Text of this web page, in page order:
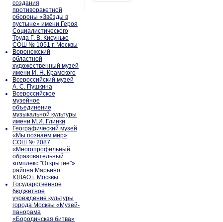
создания
противоракетной
обороны «Звёзды в
пустыне» имени Героя
Социалистического
Труда Г. В. Кисунько
СОШ № 1051 г. Москвы
Воронежский
областной
художественный музей
имени И. Н. Крамского
Всероссийский музей
А. С. Пушкина
Всероссийское
музейное
объединение
музыкальной культуры
имени М.И. Глинки
Географический музей
«Мы познаём мир»
СОШ № 2087
«Многопрофильный
образовательный
комплекс "Открытие"»
района Марьино
ЮВАО г. Москвы
Государственное
бюджетное
учреждение культуры
города Москвы «Музей-
панорама
«Бородинская битва»